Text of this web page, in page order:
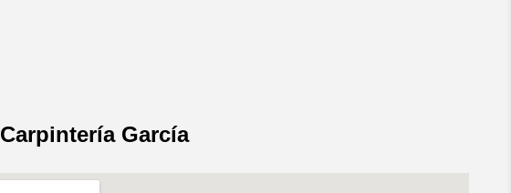
Carpintería García